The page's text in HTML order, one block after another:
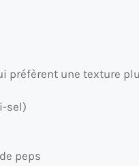
préfèrent une texture
sel)
peps